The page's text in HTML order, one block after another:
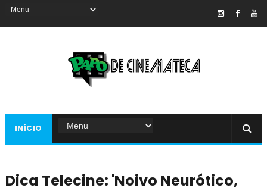
INÍCIO
Dica Telecine: 'Noivo Neurótico,